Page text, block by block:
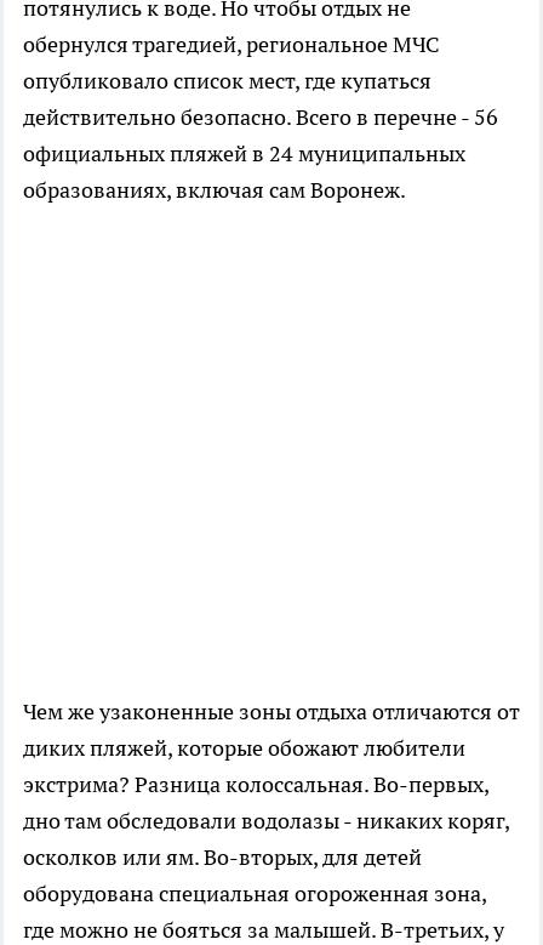
потянулись к воде. Но чтобы отдых не
обернулся трагедией, региональное МЧС
опубликовало список мест, где купаться
действительно безопасно. Всего в перечне - 56
официальных пляжей в 24 муниципальных
образованиях, включая сам Воронеж.
Чем же узаконенные зоны отдыха отличаются от
диких пляжей, которые обожают любители
экстрима? Разница колоссальная. Во-первых,
дно там обследовали водолазы - никаких коряг,
осколков или ям. Во-вторых, для детей
оборудована специальная огороженная зона,
где можно не бояться за малышей. В-третьих, у